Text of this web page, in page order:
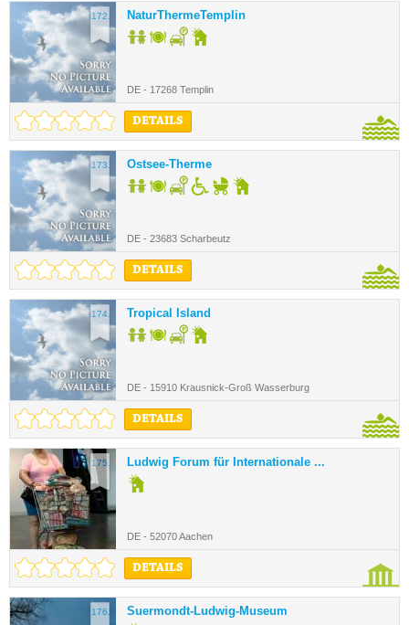
172. NaturThermeTemplin
DE - 17268 Templin
DETAILS
173. Ostsee-Therme
DE - 23683 Scharbeutz
DETAILS
174. Tropical Island
DE - 15910 Krausnick-Groß Wasserburg
DETAILS
175. Ludwig Forum für Internationale ...
DE - 52070 Aachen
DETAILS
176. Suermondt-Ludwig-Museum